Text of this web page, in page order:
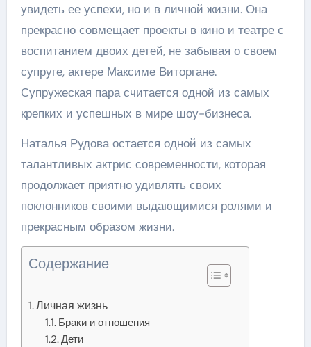
увидеть ее успехи, но и в личной жизни. Она
прекрасно совмещает проекты в кино и театре с
воспитанием двоих детей, не забывая о своем
супруге, актере Максиме Виторгане.
Супружеская пара считается одной из самых
крепких и успешных в мире шоу-бизнеса.
Наталья Рудова остается одной из самых
талантливых актрис современности, которая
продолжает приятно удивлять своих
поклонников своими выдающимися ролями и
прекрасным образом жизни.
Содержание
Личная жизнь
Браки и отношения
Дети